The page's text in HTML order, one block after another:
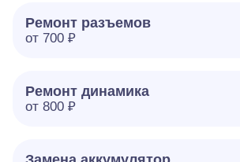
Ремонт разъемов
от 700 ₽
Ремонт динамика
от 800 ₽